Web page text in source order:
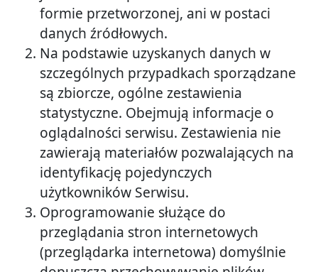
formie przetworzonej, ani w postaci
danych źródłowych.
Na podstawie uzyskanych danych w
szczególnych przypadkach sporządzane
są zbiorcze, ogólne zestawienia
statystyczne. Obejmują informacje o
oglądalności serwisu. Zestawienia nie
zawierają materiałów pozwalających na
identyfikację pojedynczych
użytkowników Serwisu.
Oprogramowanie służące do
przeglądania stron internetowych
(przeglądarka internetowa) domyślnie